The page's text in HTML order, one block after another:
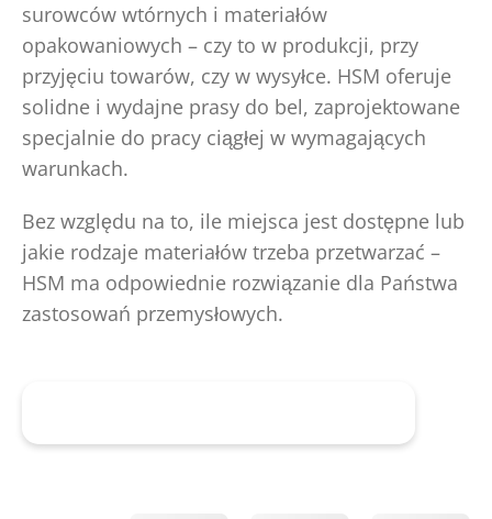
surowców wtórnych i materiałów
opakowaniowych – czy to w produkcji, przy
przyjęciu towarów, czy w wysyłce. HSM oferuje
solidne i wydajne prasy do bel, zaprojektowane
specjalnie do pracy ciągłej w wymagających
warunkach.
Bez względu na to, ile miejsca jest dostępne lub
jakie rodzaje materiałów trzeba przetwarzać –
HSM ma odpowiednie rozwiązanie dla Państwa
zastosowań przemysłowych.